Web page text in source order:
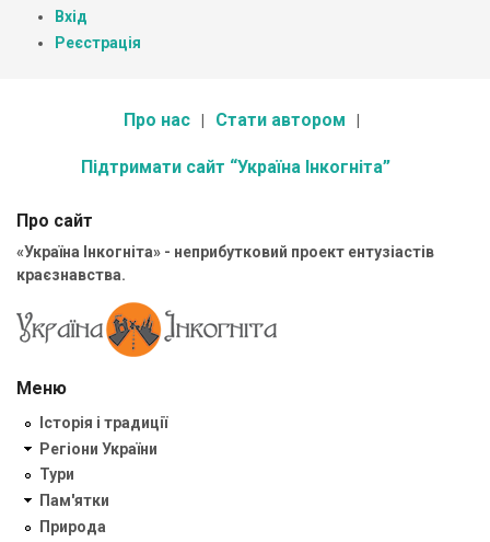
Вхід
Реєстрація
Про нас Стати автором
Підтримати сайт “Україна Інкогніта”
Про сайт
«Україна Інкогніта» - неприбутковий проект ентузіастів
краєзнавства.
Меню
Історія і традиції
Регіони України
Тури
Пам'ятки
Природа